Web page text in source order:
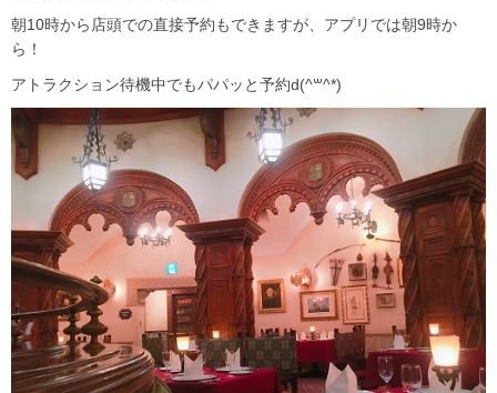
朝10時から店頭での直接予約もできますが、アプリでは朝9時か
ら！
アトラクション待機中でもパパッと予約d(^꒳^*)